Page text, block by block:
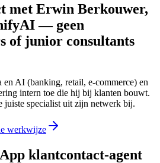
met Erwin Berkouwer,
— geen
of junior consultants
AI (banking, retail, e-commerce) en
intern toe die hij bij klanten bouwt.
juiste specialist uit zijn netwerk bij.
werkwijze
klantcontact-agent